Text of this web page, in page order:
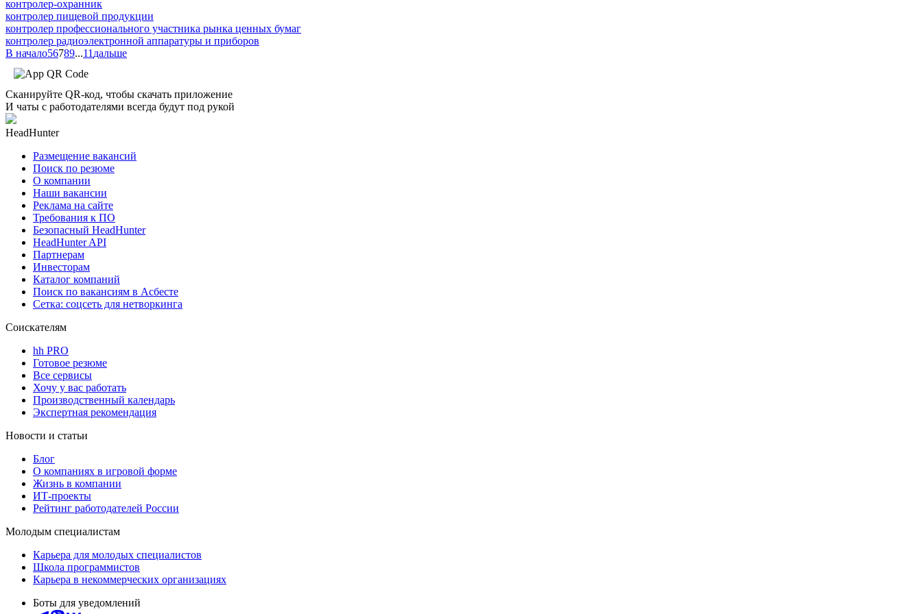
контролер-охранник
контролер пищевой продукции
контролер профессионального участника рынка ценных бумаг
контролер радиоэлектронной аппаратуры и приборов
В начало56789...11 дальше
Сканируйте QR-код, чтобы скачать приложение
И чаты с работодателями всегда будут под рукой
HeadHunter
Размещение вакансий
Поиск по резюме
О компании
Наши вакансии
Реклама на сайте
Требования к ПО
Безопасный HeadHunter
HeadHunter API
Партнерам
Инвесторам
Каталог компаний
Поиск по вакансиям в Асбесте
Сетка: соцсеть для нетворкинга
Соискателям
hh PRO
Готовое резюме
Все сервисы
Хочу у вас работать
Производственный календарь
Экспертная рекомендация
Новости и статьи
Блог
О компаниях в игровой форме
Жизнь в компании
ИТ-проекты
Рейтинг работодателей России
Молодым специалистам
Карьера для молодых специалистов
Школа программистов
Карьера в некоммерческих организациях
Боты для уведомлений